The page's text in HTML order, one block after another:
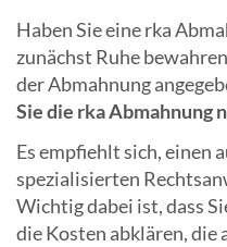
Haben Sie eine rka
zunächst Ruhe
der Abmahnung
Sie die rka Abmahnung
Es empfiehlt sich, einen
spezialisierten
Wichtig dabei ist, dass
die Kosten abklären, die